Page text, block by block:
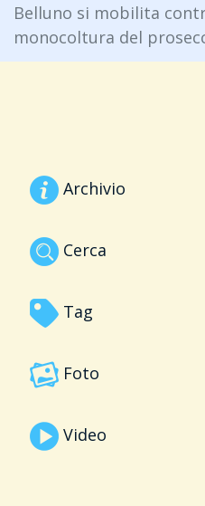
Belluno si mobilita
monocoltura del
Archivio
Cerca
Tag
Foto
Video